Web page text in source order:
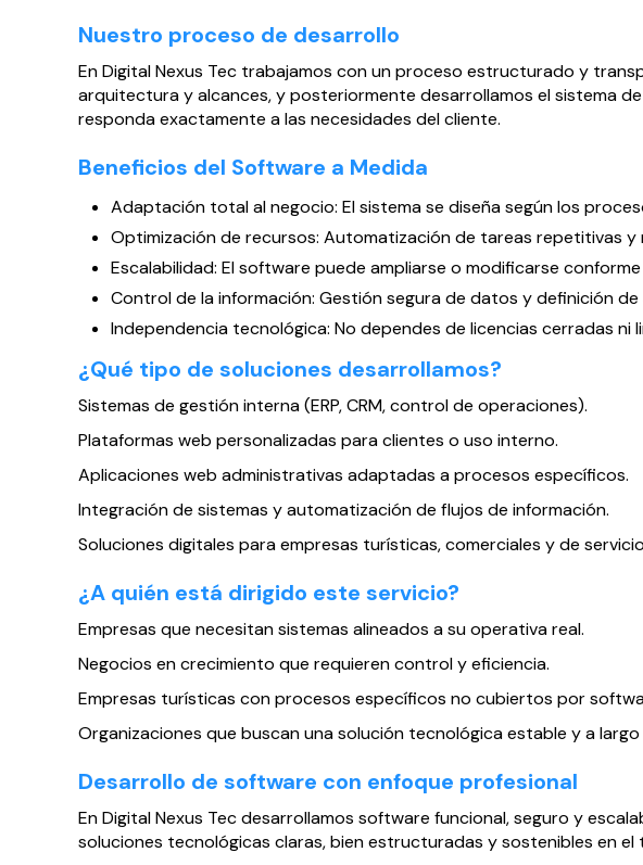
Nuestro proceso de desarrollo
En Digital Nexus Tec trabajamos con un proceso estructurado y
arquitectura y alcances, y posteriormente desarrollamos el sistema
responda exactamente a las necesidades del cliente.
Beneficios del Software a Medida
Adaptación total al negocio: El sistema se diseña según los
Optimización de recursos: Automatización de tareas repetitivas
Escalabilidad: El software puede ampliarse o modificarse
Control de la información: Gestión segura de datos y definición
Independencia tecnológica: No dependes de licencias cerradas ni
¿Qué tipo de soluciones desarrollamos?
Sistemas de gestión interna (ERP, CRM, control de operaciones).
Plataformas web personalizadas para clientes o uso interno.
Aplicaciones web administrativas adaptadas a procesos específicos.
Integración de sistemas y automatización de flujos de información.
Soluciones digitales para empresas turísticas, comerciales y de
¿A quién está dirigido este servicio?
Empresas que necesitan sistemas alineados a su operativa real.
Negocios en crecimiento que requieren control y eficiencia.
Empresas turísticas con procesos específicos no cubiertos por
Organizaciones que buscan una solución tecnológica estable y a largo
Desarrollo de software con enfoque profesional
En Digital Nexus Tec desarrollamos software funcional, seguro y
soluciones tecnológicas claras, bien estructuradas y sostenibles en el